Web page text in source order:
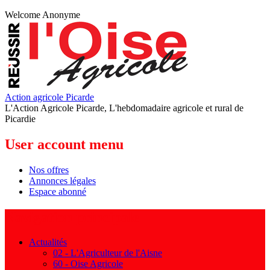
Welcome Anonyme
Action agricole Picarde
L'Action Agricole Picarde, L'hebdomadaire agricole et rural de
Picardie
User account menu
Nos offres
Annonces légales
Espace abonné
Actualités
02 - L'Agriculteur de l'Aisne
60 - Oise Agricole